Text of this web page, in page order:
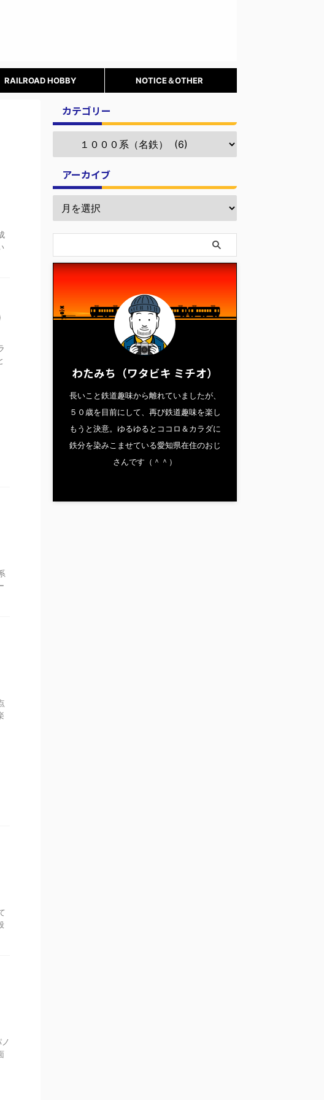
RAILROAD HOBBY NOTICE＆OTHER
カテゴリー
アーカイブ
わたみち（ワタビキ ミチオ）
長いこと鉄道趣味から離れていましたが、
５０歳を目前にして、再び鉄道趣味を楽し
もうと決意。ゆるゆるとココロ＆カラダに
鉄分を染みこませている愛知県在住のおじ
さんです（＾＾）